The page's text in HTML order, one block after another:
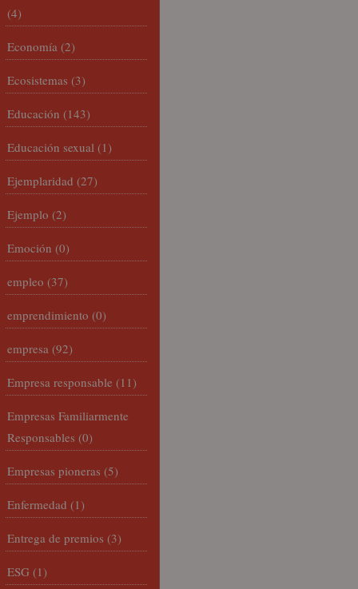
(4)
Economía (2)
Ecosistemas (3)
Educación (143)
Educación sexual (1)
Ejemplaridad (27)
Ejemplo (2)
Emoción (0)
empleo (37)
emprendimiento (0)
empresa (92)
Empresa responsable (11)
Empresas Familiarmente
Responsables (0)
Empresas pioneras (5)
Enfermedad (1)
Entrega de premios (3)
ESG (1)